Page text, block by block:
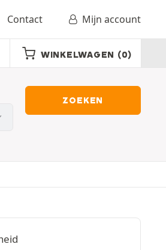
Contact Mijn account
WINKELWAGEN (0)
ZOEKEN